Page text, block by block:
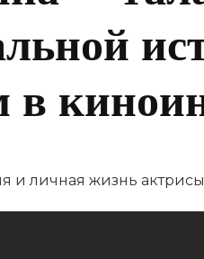
в